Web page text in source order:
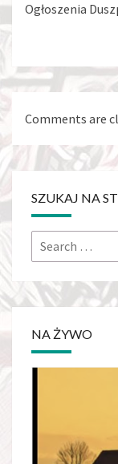
Ogłoszenia
Comments are
SZUKAJ NA
Search
for:
NA ŻYWO